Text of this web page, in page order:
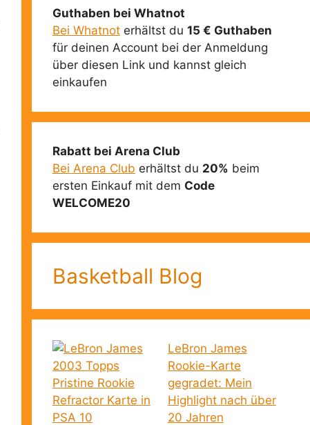
Guthaben bei Whatnot
Bei Whatnoterhältst du 15 € Guthaben
für deinen Account bei der Anmeldung
über diesen Link und kannst gleich
einkaufen
Rabatt bei Arena Club
Bei Arena Club erhältst du 20% beim
ersten Einkauf mit dem Code
WELCOME20
Basketball Blog
LeBron James
Rookie-Karte
gegradet: Mein
Highlight nach über
20 Jahren